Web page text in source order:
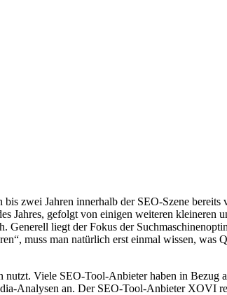
zwei Jahren innerhalb der SEO-Szene bereits
Jahres, gefolgt von einigen weiteren kleineren
liegt der Fokus der
muss man natürlich erst einmal wissen, was
Viele SEO-Tool-Anbieter haben in Bezug
Analysen an. Der SEO-Tool-Anbieter XOVI